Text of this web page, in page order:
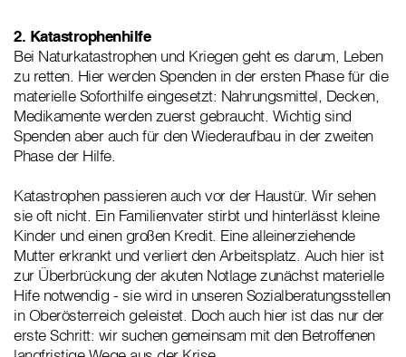
2. Katastrophenhilfe
Bei Naturkatastrophen und Kriegen geht es darum, Leben
zu retten. Hier werden Spenden in der ersten Phase für die
materielle Soforthilfe eingesetzt: Nahrungsmittel, Decken,
Medikamente werden zuerst gebraucht. Wichtig sind
Spenden aber auch für den Wiederaufbau in der zweiten
Phase der Hilfe.
Katastrophen passieren auch vor der Haustür. Wir sehen
sie oft nicht. Ein Familienvater stirbt und hinterlässt kleine
Kinder und einen großen Kredit. Eine alleinerziehende
Mutter erkrankt und verliert den Arbeitsplatz. Auch hier ist
zur Überbrückung der akuten Notlage zunächst materielle
Hife notwendig - sie wird in unseren Sozialberatungsstellen
in Oberösterreich geleistet. Doch auch hier ist das nur der
erste Schritt: wir suchen gemeinsam mit den Betroffenen